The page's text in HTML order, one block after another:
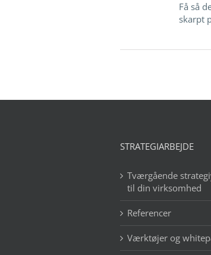
Få så
skarpt
STRATEGIARBEJDE
Tværgående
til din virksomhed
Referencer
Værktøjer og